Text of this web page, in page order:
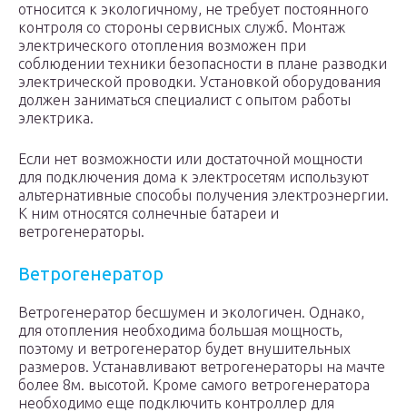
относится к экологичному, не требует постоянного
контроля со стороны сервисных служб. Монтаж
электрического отопления возможен при
соблюдении техники безопасности в плане разводки
электрической проводки. Установкой оборудования
должен заниматься специалист с опытом работы
электрика.
Если нет возможности или достаточной мощности
для подключения дома к электросетям используют
альтернативные способы получения электроэнергии.
К ним относятся солнечные батареи и
ветрогенераторы.
Ветрогенератор
Ветрогенератор бесшумен и экологичен. Однако,
для отопления необходима большая мощность,
поэтому и ветрогенератор будет внушительных
размеров. Устанавливают ветрогенераторы на мачте
более 8м. высотой. Кроме самого ветрогенератора
необходимо еще подключить контроллер для